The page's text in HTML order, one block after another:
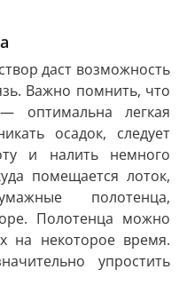
даст возможность
Важно помнить, что
оптимальна легкая
осадок, следует
и налить немного
помещается лоток,
полотенца,
Полотенца можно
на некоторое время.
упростить